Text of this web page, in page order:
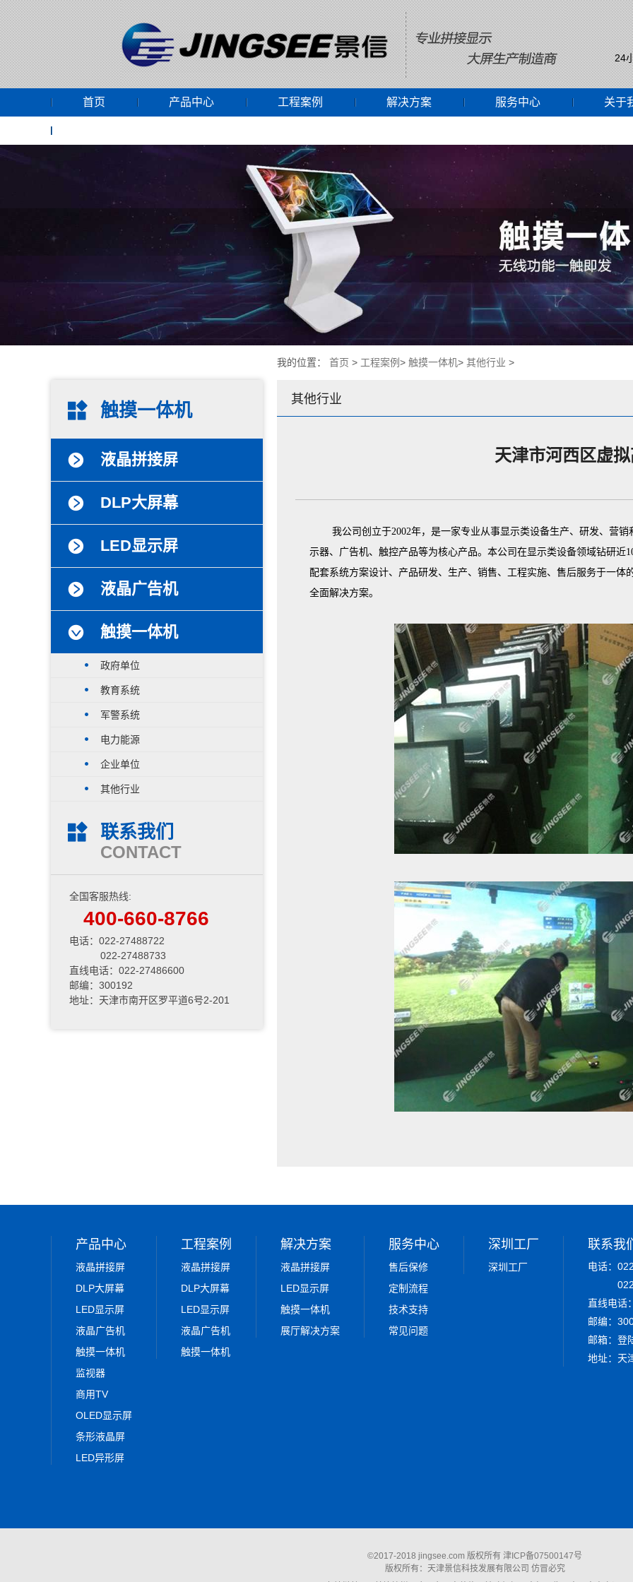
24
首页 产品中心 工程案例 解决方案 服务中心 关于
我的位置： 首页 > 工程案例> 触摸一体机> 其他行业 >
触摸一体机
液晶拼接屏
DLP大屏幕
LED显示屏
液晶广告机
触摸一体机
政府单位
教育系统
军警系统
电力能源
企业单位
其他行业
联系我们
CONTACT
全国客服热线:
400-660-8766
电话：022-27488722
022-27488733
直线电话：022-27486600
邮编：300192
地址：天津市南开区罗平道6号2-201
其他行业
天津市河西区虚
我公司创立于2002年，是一家专业从事显示类设备生产、研发、营
示器、广告机、触控产品等为核心产品。本公司在显示类设备领域钻研近
配套系统方案设计、产品研发、生产、销售、工程实施、售后服务于一
全面解决方案。
产品中心
液晶拼接屏
DLP大屏幕
LED显示屏
液晶广告机
触摸一体机
监视器
商用TV
OLED显示屏
条形液晶屏
LED异形屏
工程案例
液晶拼接屏
DLP大屏幕
LED显示屏
液晶广告机
触摸一体机
解决方案
液晶拼接屏
LED显示屏
触摸一体机
展厅解决方案
服务中心
售后保修
定制流程
技术支持
常见问题
深圳工厂
深圳工厂
联系我
电话：
直线电话
邮编：
邮箱： 登
地址：天
©2017-2018 jingsee.com 版权所有 津ICP备07500147号
版权所有：天津景信科技发展有限公司 仿冒必究